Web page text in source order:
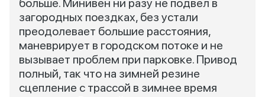
больше. Минивен ни разу не подвел в
загородных поездках, без устали
преодолевает большие расстояния,
маневрирует в городском потоке и не
вызывает проблем при парковке. Привод
полный, так что на зимней резине
сцепление с трассой в зимнее время